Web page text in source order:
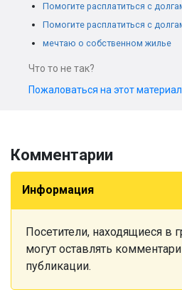
Помогите расплатиться с
Помогите расплатиться с
мечтаю о собственном жилье
Что то не так?
Пожаловаться на этот материал
Комментарии
Информация
Посетители, находящиеся в
могут оставлять
публикации.